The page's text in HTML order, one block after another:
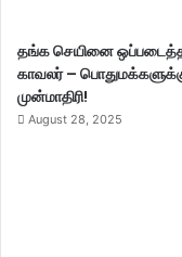
தங்க செயினை
காவலர் –
முன்மாதிரி!
August 28, 2025